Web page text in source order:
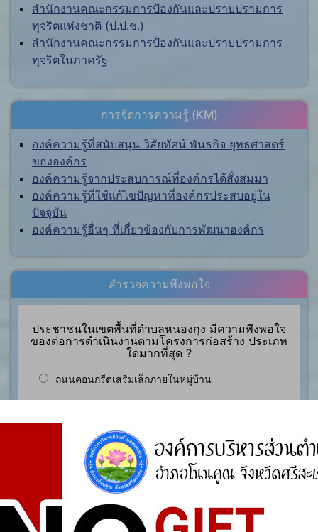
สำนักงานคณะกรรมการป้องกันและปราบปรามการ
ทุจริตแห่งชาติ (ป.ป.ช.)
สำนักงานคณะกรรมการป้องกันและปราบปรามการ
ทุจริตในภาครัฐ
การจัดการความรู้ (KM)
องค์ความรู้ที่สนับสนุน วิสัยทัศน์ พันธกิจ ยุทธศาสตร์
ขององค์กร
องค์ความรู้จากประสบการณ์ที่องค์กรได้สั่งสมมา
องค์ความรู้ที่ใช้แก้ไขปัญหาที่องค์กรประสบอยู่ใน
ปัจจุบัน
องค์ความรู้อื่นๆ ที่เกี่ยวข้องกับการพัฒนาองค์กร
สำรวจความพึงพอใจ
ประชาชนในเขตพื้นที่ตำบลหนองกุง มีความพึงพอใจ
ของต่อการดำเนินงานตามโครงการก่อสร้าง ประเภท
ใดมากที่สุด ?
ถนนคอนกรีตเสริมเล็กภายในหมู่บ้าน
ตำบล
ระบบประปาหมู่บ้านแบบบาดาลขนาดเล็ก